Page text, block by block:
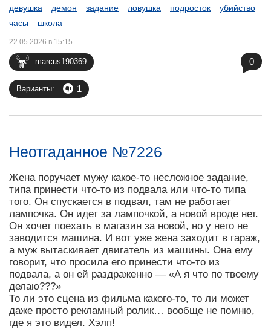
девушка
демон задание ловушка подросток
убийство
часы
школа
marcus190369
22.05.2026 в 15:15
Варианты: 1
0
Неотгаданное №7226
Жена поручает мужу какое-то несложное задание,
типа принести что-то из подвала или что-то типа
того. Он спускается в подвал, там не работает
лампочка. Он идет за лампочкой, а новой вроде нет.
Он хочет поехать в магазин за новой, но у него не
заводится машина. И вот уже жена заходит в гараж,
а муж вытаскивает двигатель из машины. Она ему
говорит, что просила его принести что-то из
подвала, а он ей раздраженно — «А я что по твоему
делаю???»
То ли это сцена из фильма какого-то, то ли может
даже просто рекламный ролик… вообще не помню,
где я это видел. Хэлп!